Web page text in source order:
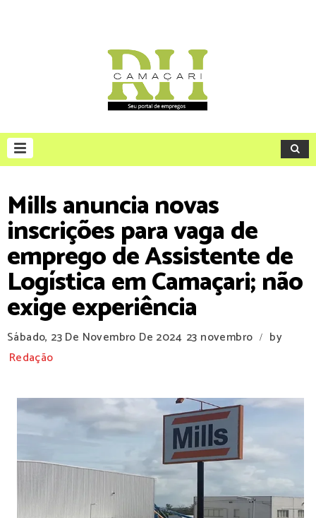
Mills anuncia novas
inscrições para vaga de
emprego de Assistente de
Logística em Camaçari; não
exige experiência
Sábado, 23 De Novembro De 2024 23 novembro /
by
Redação